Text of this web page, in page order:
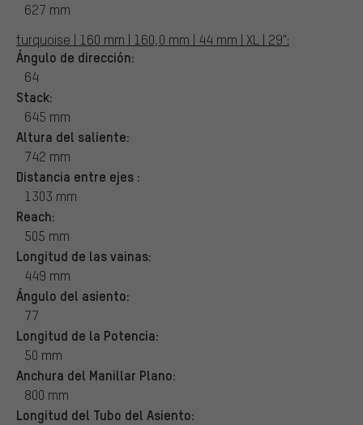
627 mm
turquoise | 160 mm | 160,0 mm | 44 mm | XL | 29":
Ángulo de dirección:
64
Stack:
645 mm
Altura del saliente:
742 mm
Distancia entre ejes :
1303 mm
Reach:
505 mm
Longitud de las vainas:
449 mm
Ángulo del asiento:
77
Longitud de la Potencia:
50 mm
Anchura del Manillar Plano:
800 mm
Longitud del Tubo del Asiento: